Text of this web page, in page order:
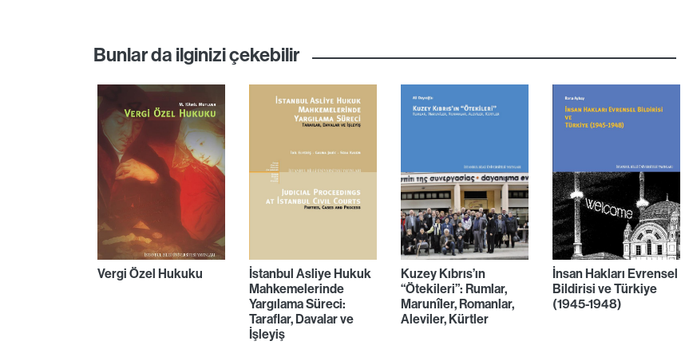
Bunlar da ilginizi çekebilir
Vergi Özel Hukuku
İstanbul Asliye Hukuk
Mahkemelerinde
Yargılama Süreci:
Taraflar, Davalar ve
İşleyiş
Kuzey Kıbrıs’ın
“Ötekileri”: Rumlar,
Marunîler, Romanlar,
Aleviler, Kürtler
İnsan Hakları Evrensel
Bildirisi ve Türkiye
(1945-1948)